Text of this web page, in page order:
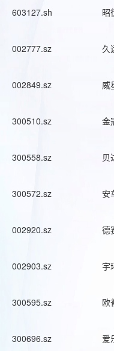
603127.sh 昭
002777.sz 久
002849.sz 威
300510.sz 金
300558.sz 贝
300572.sz 安
002920.sz 德
002903.sz 宇
300595.sz 欧
300696.sz 爱